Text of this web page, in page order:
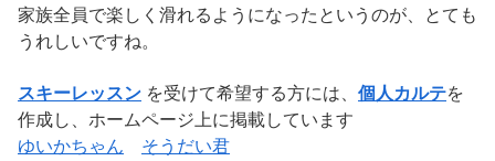
家族全員で楽しく滑れるようになったというのが、とても
うれしいですね。
スキーレッスン を受けて希望する方には、 個人カルテを
作成し、ホームページ上に掲載しています
ゆいかちゃん
そうだい君